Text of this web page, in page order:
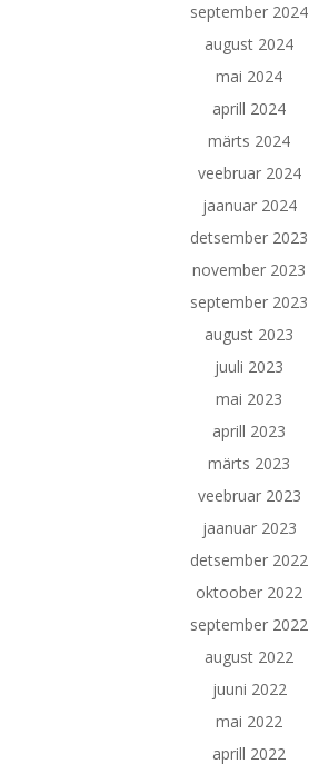
september 2024
august 2024
mai 2024
aprill 2024
märts 2024
veebruar 2024
jaanuar 2024
detsember 2023
november 2023
september 2023
august 2023
juuli 2023
mai 2023
aprill 2023
märts 2023
veebruar 2023
jaanuar 2023
detsember 2022
oktoober 2022
september 2022
august 2022
juuni 2022
mai 2022
aprill 2022